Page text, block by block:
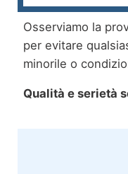
Osserviamo la
per evitare
minorile o
Qualità e serietà